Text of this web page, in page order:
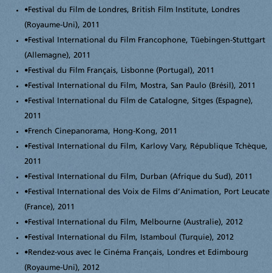
•Festival du Film de Londres, British Film Institute, Londres
(Royaume-Uni), 2011
•Festival International du Film Francophone, Tüebingen-Stuttgart
(Allemagne), 2011
•Festival du Film Français, Lisbonne (Portugal), 2011
•Festival International du Film, Mostra, San Paulo (Brésil), 2011
•Festival International du Film de Catalogne, Sitges (Espagne),
2011
•French Cinepanorama, Hong-Kong, 2011
•Festival International du Film, Karlovy Vary, République Tchèque,
2011
•Festival International du Film, Durban (Afrique du Sud), 2011
•Festival International des Voix de Films d’Animation, Port Leucate
(France), 2011
•Festival International du Film, Melbourne (Australie), 2012
•Festival International du Film, Istamboul (Turquie), 2012
•Rendez-vous avec le Cinéma Français, Londres et Edimbourg
(Royaume-Uni), 2012